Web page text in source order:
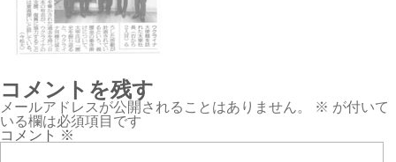
コメントを残す
メールアドレスが公開されることはありません。 ※ が付いて
いる欄は必須項目です
コメント ※